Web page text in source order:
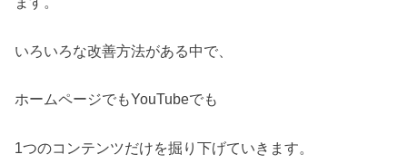
いろいろな改善方法がある中で、
ホームページでもYouTubeでも
1つのコンテンツだけを掘り下げていきます。